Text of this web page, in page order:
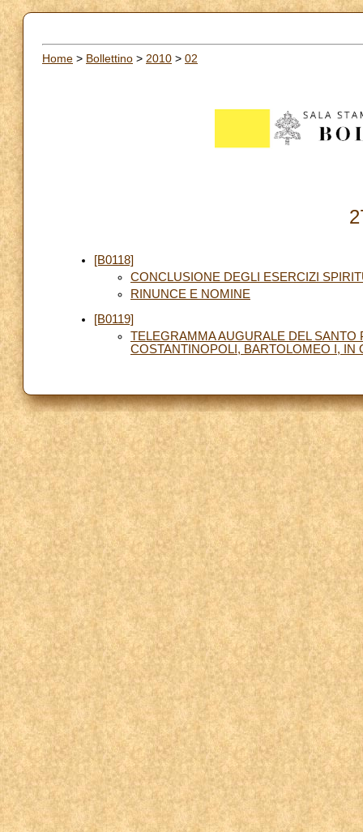
Home > Bollettino > 2010 > 02
[B0118]
CONCLUSIONE DEGLI ESERCIZI
RINUNCE E NOMINE
[B0119]
TELEGRAMMA AUGURALE DEL SANTO
COSTANTINOPOLI, BARTOLOMEO I, IN